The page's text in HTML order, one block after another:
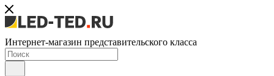
Интернет-магазин представительского класса